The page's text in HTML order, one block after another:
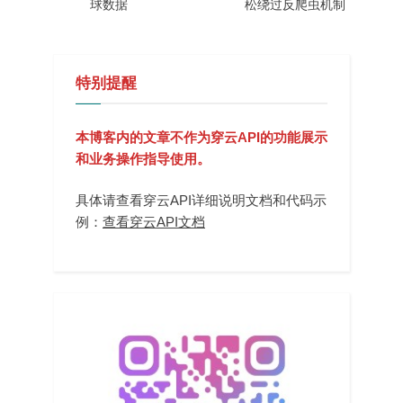
球数据 松绕过反爬虫机制
特别提醒
本博客内的文章不作为穿云API的功能展示
和业务操作指导使用。
具体请查看穿云API详细说明文档和代码示
例： 查看穿云API文档